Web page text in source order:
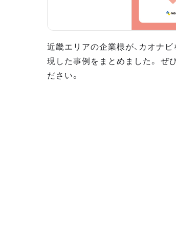
近畿エリアの企業様が、カオナ
現した事例をまとめました。 ぜ
ださい。